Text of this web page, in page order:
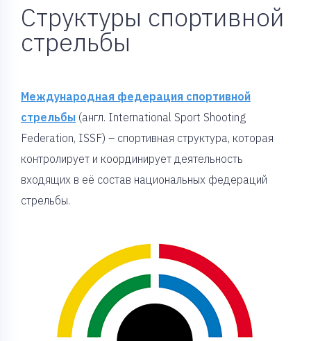
Структуры спортивной
стрельбы
Международная федерация спортивной
стрельбы (англ. International Sport Shooting
Federation, ISSF) – спортивная структура, которая
контролирует и координирует деятельность
входящих в её состав национальных федераций
стрельбы.